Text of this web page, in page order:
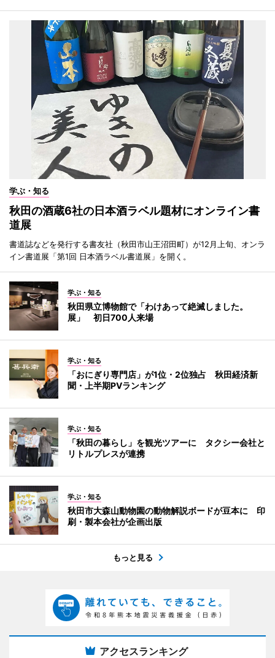
学ぶ・知る
秋田の酒蔵6社の日本酒ラベル題材にオンライン書
道展
書道誌などを発行する書友社（秋田市山王沼田町）が12月上旬、オンラ
イン書道展「第1回 日本酒ラベル書道展」を開く。
学ぶ・知る
秋田県立博物館で「わけあって絶滅しました。
展」 初日700人来場
学ぶ・知る
「おにぎり専門店」が1位・2位独占 秋田経済新
聞・上半期PVランキング
学ぶ・知る
「秋田の暮らし」を観光ツアーに タクシー会社と
リトルプレスが連携
学ぶ・知る
秋田市大森山動物園の動物解説ボードが豆本に 印
刷・製本会社が企画出版
もっと見る
アクセスランキング